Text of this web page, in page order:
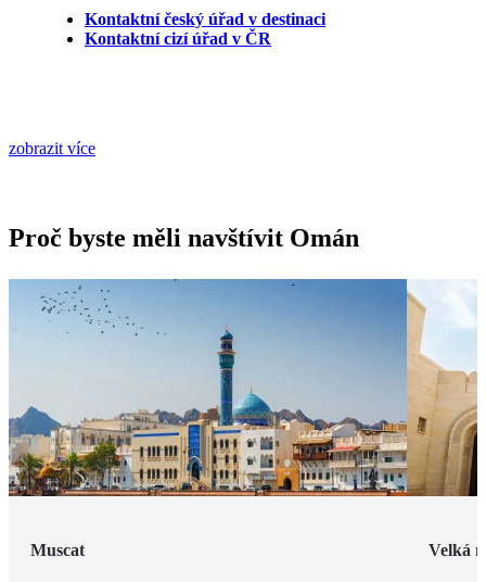
Kontaktní český úřad v destinaci
Kontaktní cizí úřad v ČR
zobrazit více
Proč byste měli navštívit Omán
Muscat Velká